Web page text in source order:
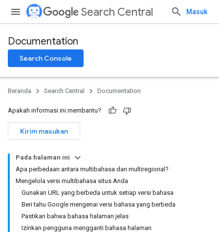
Search Central Masuk
Documentation
Search Console
Beranda Search Central Documentation
Apakah informasi ini membantu?
Kirim masukan
Pada halaman ini
Apa perbedaan antara multibahasa dan multiregional?
Mengelola versi multibahasa situs Anda
Gunakan URL yang berbeda untuk setiap versi bahasa
Beri tahu Google mengenai versi bahasa yang berbeda
Pastikan bahwa bahasa halaman jelas
Izinkan pengguna mengganti bahasa halaman